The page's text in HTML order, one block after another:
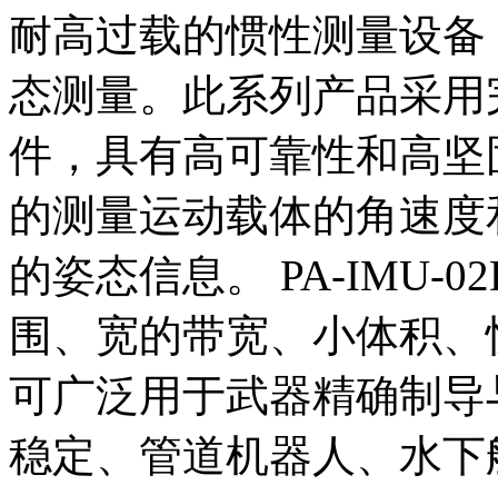
耐高过载的惯性测量设
态测量。此系列产品采
件，具有高可靠性和高
的测量运动载体的角速
的姿态信息。 PA-IMU-
围、宽的带宽、小体积
可广泛用于武器精确制
稳定、管道机器人、水